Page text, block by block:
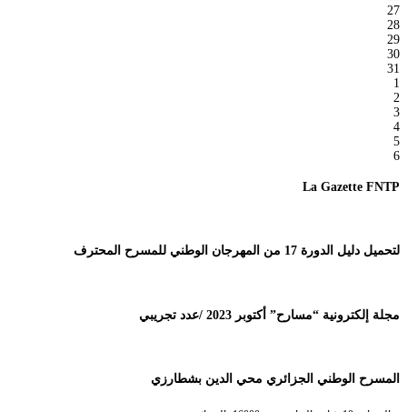
27
28
29
30
31
1
2
3
4
5
6
La Gazette FNTP
لتحميل دليل الدورة 17 من المهرجان الوطني للمسرح المحترف
مجلة إلكترونية “مسارح” أكتوبر 2023 /عدد تجريبي
المسرح الوطني الجزائري محي الدين بشطارزي